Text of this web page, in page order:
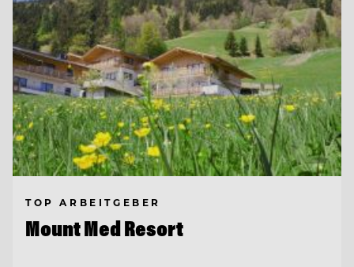
TOP ARBEITGEBER
Mount Med Resort